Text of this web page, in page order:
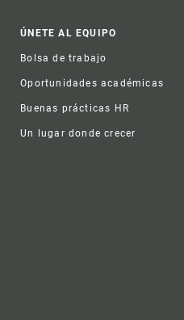
ÚNETE AL EQUIPO
Bolsa de trabajo
Oportunidades académicas
Buenas prácticas HR
Un lugar donde crecer